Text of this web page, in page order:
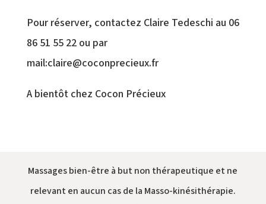
Pour réserver, contactez Claire Tedeschi au 06
86 51 55 22 ou par
mail:claire@coconprecieux.fr
A bientôt chez Cocon Précieux
Massages bien-être à but non thérapeutique et ne
relevant en aucun cas de la Masso-kinésithérapie.